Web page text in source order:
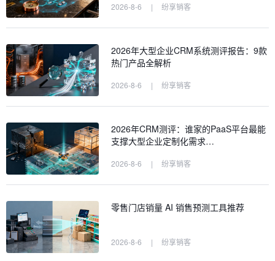
2026-8-6 | 纷享销客
2026年大型企业CRM系统测评报告：9款
热门产品全解析
2026-8-6 | 纷享销客
2026年CRM测评：谁家的PaaS平台最能
支撑大型企业定制化需求…
2026-8-6 | 纷享销客
零售门店销量 AI 销售预测工具推荐
2026-8-6 | 纷享销客